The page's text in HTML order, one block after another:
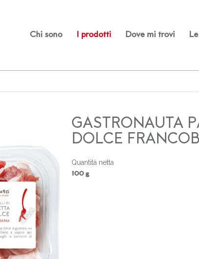
Chi sono I prodotti Dove mi trovi
GASTRONAUTA
DOLCE
Quantità netta
100 g